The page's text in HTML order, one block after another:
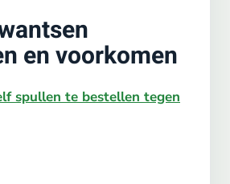
en voorkomen
spullen te bestellen tegen